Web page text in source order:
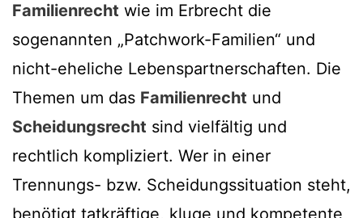
Familienrecht wie im Erbrecht die
sogenannten „Patchwork-Familien“ und
nicht-eheliche Lebenspartnerschaften. Die
Themen um das Familienrecht und
Scheidungsrecht sind vielfältig und
rechtlich kompliziert. Wer in einer
Trennungs- bzw. Scheidungssituation steht,
benötigt tatkräftige, kluge und kompetente